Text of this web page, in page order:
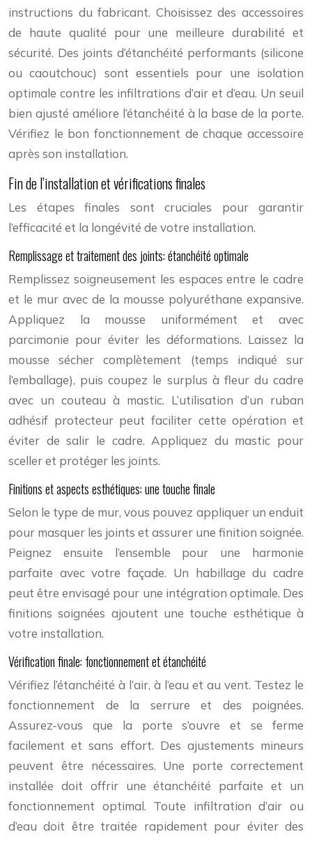
instructions du fabricant. Choisissez des accessoires
de haute qualité pour une meilleure durabilité et
sécurité. Des joints d’étanchéité performants (silicone
ou caoutchouc) sont essentiels pour une isolation
optimale contre les infiltrations d’air et d’eau. Un seuil
bien ajusté améliore l’étanchéité à la base de la porte.
Vérifiez le bon fonctionnement de chaque accessoire
après son installation.
Fin de l’installation et vérifications finales
Les étapes finales sont cruciales pour garantir
l’efficacité et la longévité de votre installation.
Remplissage et traitement des joints: étanchéité optimale
Remplissez soigneusement les espaces entre le cadre
et le mur avec de la mousse polyuréthane expansive.
Appliquez la mousse uniformément et avec
parcimonie pour éviter les déformations. Laissez la
mousse sécher complètement (temps indiqué sur
l’emballage), puis coupez le surplus à fleur du cadre
avec un couteau à mastic. L’utilisation d’un ruban
adhésif protecteur peut faciliter cette opération et
éviter de salir le cadre. Appliquez du mastic pour
sceller et protéger les joints.
Finitions et aspects esthétiques: une touche finale
Selon le type de mur, vous pouvez appliquer un enduit
pour masquer les joints et assurer une finition soignée.
Peignez ensuite l’ensemble pour une harmonie
parfaite avec votre façade. Un habillage du cadre
peut être envisagé pour une intégration optimale. Des
finitions soignées ajoutent une touche esthétique à
votre installation.
Vérification finale: fonctionnement et étanchéité
Vérifiez l’étanchéité à l’air, à l’eau et au vent. Testez le
fonctionnement de la serrure et des poignées.
Assurez-vous que la porte s’ouvre et se ferme
facilement et sans effort. Des ajustements mineurs
peuvent être nécessaires. Une porte correctement
installée doit offrir une étanchéité parfaite et un
fonctionnement optimal. Toute infiltration d’air ou
d’eau doit être traitée rapidement pour éviter des